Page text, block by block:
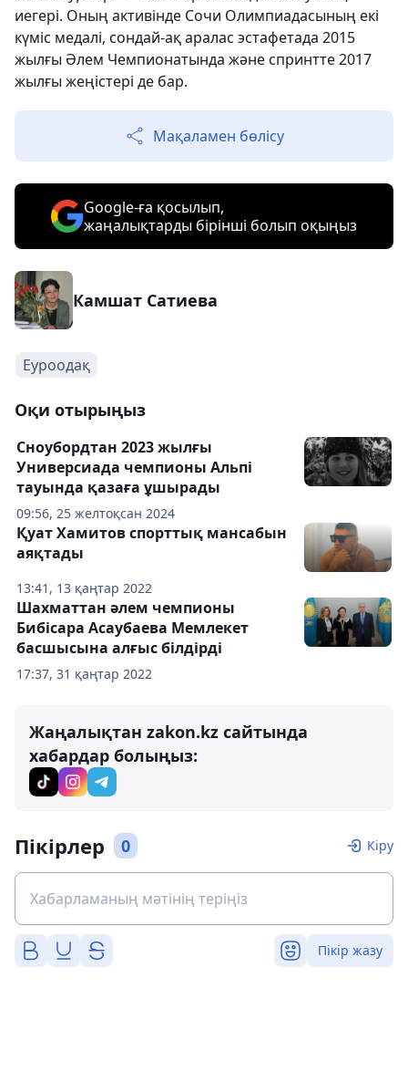
иегері. Оның активінде Сочи Олимпиадасының екі
күміс медалі, сондай-ақ аралас эстафетада 2015
жылғы Әлем Чемпионатында және спринтте 2017
жылғы жеңістері де бар.
Мақаламен бөлісу
Google-ға қосылып,
жаңалықтарды бірінші болып оқыңыз
Камшат Сатиева
Еуроодақ
Оқи отырыңыз
09:56, 25 желтоқсан 2024
Сноубордтан 2023 жылғы
Универсиада чемпионы Альпі
тауында қазаға ұшырады
13:41, 13 қаңтар 2022
Қуат Хамитов спорттық мансабын
аяқтады
17:37, 31 қаңтар 2022
Шахматтан әлем чемпионы
Бибісара Асаубаева Мемлекет
басшысына алғыс білдірді
Жаңалықтан zakon.kz сайтында
хабардар болыңыз:
Пікірлер 0 Кіру
Пікір жазу